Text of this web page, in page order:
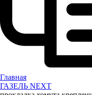
Главная
ГАЗЕЛЬ NEXT